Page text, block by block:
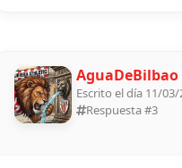
AguaDeBilbao
Escrito el día 11/03/
Respuesta #3